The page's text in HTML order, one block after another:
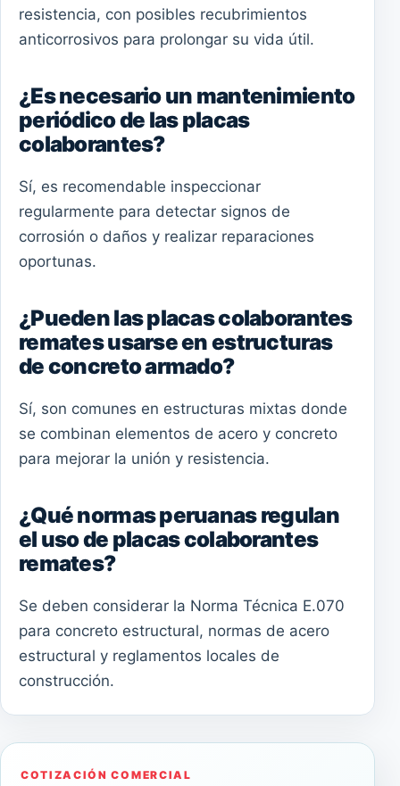
resistencia, con posibles recubrimientos
anticorrosivos para prolongar su vida útil.
¿Es necesario un mantenimiento
periódico de las placas
colaborantes?
Sí, es recomendable inspeccionar
regularmente para detectar signos de
corrosión o daños y realizar reparaciones
oportunas.
¿Pueden las placas colaborantes
remates usarse en estructuras
de concreto armado?
Sí, son comunes en estructuras mixtas donde
se combinan elementos de acero y concreto
para mejorar la unión y resistencia.
¿Qué normas peruanas regulan
el uso de placas colaborantes
remates?
Se deben considerar la Norma Técnica E.070
para concreto estructural, normas de acero
estructural y reglamentos locales de
construcción.
COTIZACIÓN COMERCIAL